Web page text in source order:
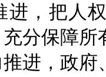
进，把人
分保障
进，政